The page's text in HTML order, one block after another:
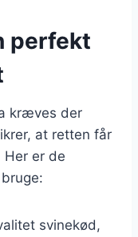
perfekt
kræves der
at retten får
Her er de
svinekød,